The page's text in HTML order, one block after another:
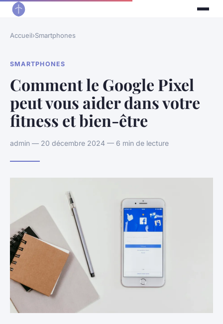
Accueil›Smartphones
SMARTPHONES
Comment le Google Pixel
peut vous aider dans votre
fitness et bien-être
admin — 20 décembre 2024 — 6 min de lecture